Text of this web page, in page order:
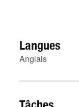
Langues
Anglais